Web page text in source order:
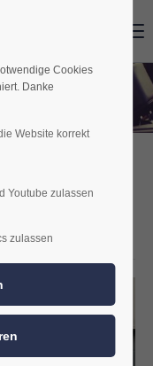
Cookies
Danke
Website korrekt
Youtube zulassen
zulassen